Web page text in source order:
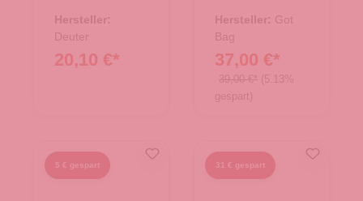
Hersteller:
Deuter
20,10 €*
Hersteller: Got
Bag
37,00 €*
39,00 €* (5.13%
gespart)
5 € gespart 31 € gespart